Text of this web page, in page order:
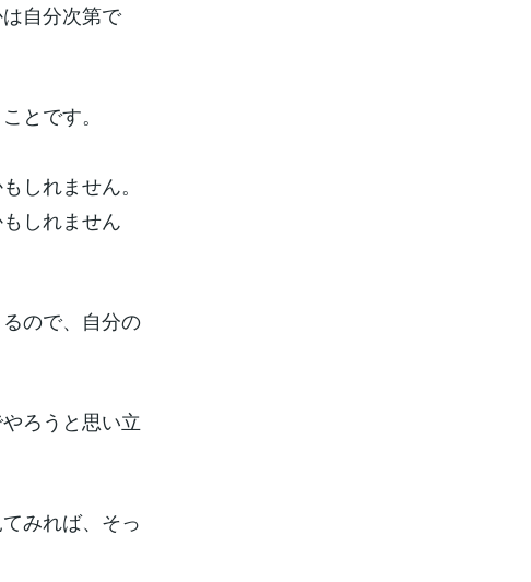
自分次第で
とです。
しれません。
しれません
ので、自分の
ろうと思い立
みれば、そっ